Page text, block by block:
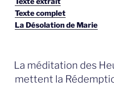
Texte complet
La Désolation de Marie
GEPLAATST
OP
La méditation des
mettent la